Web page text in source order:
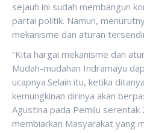
sejauh ini sudah membangun
partai politik. Namun,
mekanisme dan aturan
“Kita hargai mekanisme dan
Mudah-mudahan Indramayu
ucapnya.Selain itu, ketika
kemungkinan dirinya akan
Agustina pada Pemilu serentak
membiarkan Masyarakat yang